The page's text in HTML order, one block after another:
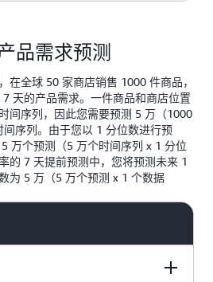
品需求预测
在全球 50 家商店销售 1000 件商品，
天的产品需求。一件商品和商店位置
间序列，因此您需要预测 5 万（1000
序列。由于您以 1 分位数进行预
万个预测（5 万个时间序列 x 1 分位
的 7 天提前预测中，您将预测未来 1
为 5 万（5 万个预测 x 1 个数据